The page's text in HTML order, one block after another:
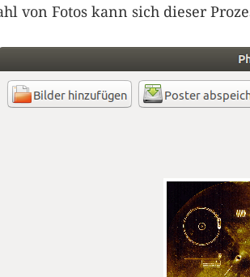
von Fotos kann sich dieser